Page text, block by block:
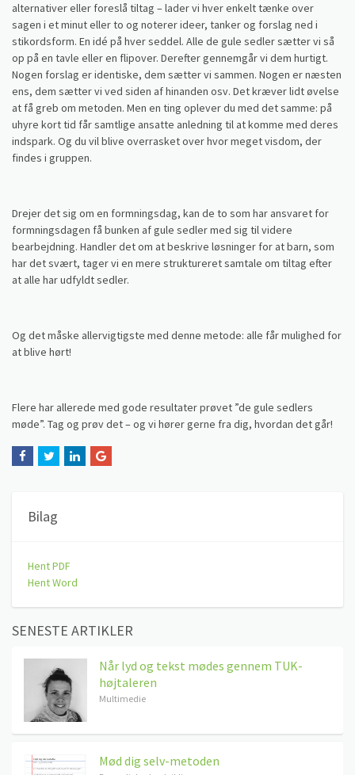
alternativer eller foreslå tiltag – lader vi hver enkelt tænke over
sagen i et minut eller to og noterer ideer, tanker og forslag ned i
stikordsform. En idé på hver seddel. Alle de gule sedler sætter vi så
op på en tavle eller en flipover. Derefter gennemgår vi dem hurtigt.
Nogen forslag er identiske, dem sætter vi sammen. Nogen er næsten
ens, dem sætter vi ved siden af hinanden osv. Det kræver lidt øvelse
at få greb om metoden. Men en ting oplever du med det samme: på
uhyre kort tid får samtlige ansatte anledning til at komme med deres
indspark. Og du vil blive overrasket over hvor meget visdom, der
findes i gruppen.
Drejer det sig om en formningsdag, kan de to som har ansvaret for
formningsdagen få bunken af gule sedler med sig til videre
bearbejdning. Handler det om at beskrive løsninger for at barn, som
har det svært, tager vi en mere struktureret samtale om tiltag efter
at alle har udfyldt sedler.
Og det måske allervigtigste med denne metode: alle får mulighed for
at blive hørt!
Flere har allerede med gode resultater prøvet ”de gule sedlers
møde”. Tag og prøv det – og vi hører gerne fra dig, hvordan det går!
Bilag
Hent PDF
Hent Word
SENESTE ARTIKLER
Når lyd og tekst mødes gennem TUK-
højtaleren
Multimedie
Mød dig selv-metoden